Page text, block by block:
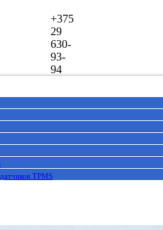
+375
29
630-
93-
94
TPMS